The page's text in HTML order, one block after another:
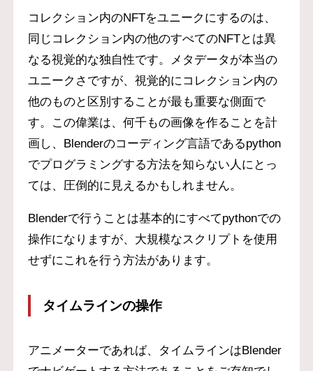
コレクション内のNFTをユニークにするのは、
同じコレクション内の他のすべてのNFTとは異
なる視覚的な独自性です。メタデータが本当の
ユニークさですが、視覚的にコレクション内の
他のものと区別することが最も重要な側面で
す。この偉業は、何千もの画像を作ることを計
画し、Blenderのコーディング言語であるpython
でプログラミングする方法を知らない人にとっ
ては、圧倒的に見えるかもしれません。
Blenderで行うことは基本的にすべてpythonでの
操作になりますが、大規模なスクリプトを使用
せずにこれを行う方法があります。
タイムラインの操作
アニメーターであれば、タイムラインはBlender